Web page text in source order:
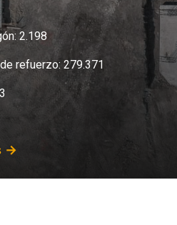
2.198
refuerzo: 279.371
→